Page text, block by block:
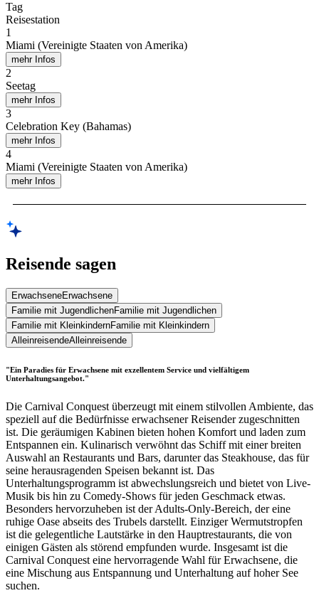
Tag
Reisestation
1
Miami (Vereinigte Staaten von Amerika)
mehr Infos
2
Seetag
mehr Infos
3
Celebration Key (Bahamas)
mehr Infos
4
Miami (Vereinigte Staaten von Amerika)
mehr Infos
Reisende sagen
ErwachseneErwachsene
Familie mit JugendlichenFamilie mit Jugendlichen
Familie mit KleinkindernFamilie mit Kleinkindern
AlleinreisendeAlleinreisende
"Ein Paradies für Erwachsene mit exzellentem Service und vielfältigem
Unterhaltungsangebot."
Die Carnival Conquest überzeugt mit einem stilvollen Ambiente, das
speziell auf die Bedürfnisse erwachsener Reisender zugeschnitten
ist. Die geräumigen Kabinen bieten hohen Komfort und laden zum
Entspannen ein. Kulinarisch verwöhnt das Schiff mit einer breiten
Auswahl an Restaurants und Bars, darunter das Steakhouse, das für
seine herausragenden Speisen bekannt ist. Das
Unterhaltungsprogramm ist abwechslungsreich und bietet von Live-
Musik bis hin zu Comedy-Shows für jeden Geschmack etwas.
Besonders hervorzuheben ist der Adults-Only-Bereich, der eine
ruhige Oase abseits des Trubels darstellt. Einziger Wermutstropfen
ist die gelegentliche Lautstärke in den Hauptrestaurants, die von
einigen Gästen als störend empfunden wurde. Insgesamt ist die
Carnival Conquest eine hervorragende Wahl für Erwachsene, die
eine Mischung aus Entspannung und Unterhaltung auf hoher See
suchen.